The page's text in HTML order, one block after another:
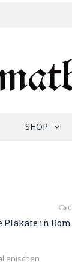
SHOP
0
Plakate in Rom